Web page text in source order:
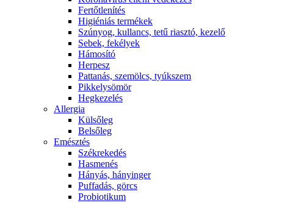
Fertőtlenítés
Higiéniás termékek
Szúnyog, kullancs, tetű riasztó, kezelő
Sebek, fekélyek
Hámosító
Herpesz
Pattanás, szemölcs, tyúkszem
Pikkelysömör
Hegkezelés
Allergia
Külsőleg
Belsőleg
Emésztés
Székrekedés
Hasmenés
Hányás, hányinger
Puffadás, görcs
Probiotikum